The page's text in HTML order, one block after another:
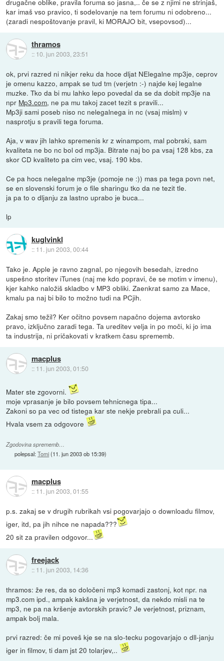
drugačne oblike, pravila foruma so jasna,.. če se z njimi ne strinjaš,
kar imaš vso pravico, ti sodelovanje na tem forumu ni odobreno...
(zaradi nespoštovanje pravil, ki MORAJO bit, vsepovsod)...
thramos
:: 10. jun 2003, 23:51
ok, prvi razred ni nikjer reku da hoce dljat NElegalne mp3je, ceprov
je omenu kazzo, ampak se tud tm (verjetn :-) najde kej legalne
muzke. Tko da bi mu lahko lepo povedal da se da dobit mp3je na
npr Mp3.com, ne pa mu takoj zacet tezit s pravili...
Mp3ji sami poseb niso nc nelegalnega in nc (vsaj mislm) v
nasprotju s pravili tega foruma.
Aja, v wav jih lahko spremenis kr z winampom, mal pobrski, sam
kvaliteta ne bo nc bol od mp3ja. Bitrate naj bo pa vsaj 128 kbs, za
skor CD kvaliteto pa cim vec, vsaj. 190 kbs.
Ce pa hocs nelegalne mp3je (pomoje ne :)) mas pa tega povn net,
se en slovenski forum je o file sharingu tko da ne tezit tle.
ja pa to o dljanju za lastno uprabo je buca...
lp
kuglvinkl
:: 11. jun 2003, 00:44
Tako je. Apple je ravno zagnal, po njegovih besedah, izredno
uspešno storitev iTunes (naj me kdo popravi, če se motim v imenu),
kjer kahko naložiš skladbo v MP3 obliki. Zaenkrat samo za Mace,
kmalu pa naj bi bilo to možno tudi na PCjih.
Zakaj smo težil? Ker očitno povsem napačno dojema avtorsko
pravo, izključno zaradi tega. Ta ureditev velja in po moči, ki jo ima
ta industrija, ni pričakovati v kratkem času sprememb.
macplus
:: 11. jun 2003, 01:50
Mater ste zgovorni.
moje vprasanje je bilo povsem tehnicnega tipa...
Zakoni so pa vec od tistega kar ste nekje prebrali pa culi...
Hvala vsem za odgovore
Zgodovina sprememb…
polepsal:Tomi(11. jun 2003 ob 15:39)
macplus
:: 11. jun 2003, 01:55
p.s. zakaj se v drugih rubrikah vsi pogovarjajo o downloadu filmov,
iger, itd, pa jih nihce ne napada???
20 sit za pravilen odgovor...
freejack
:: 11. jun 2003, 14:36
thramos: že res, da so določeni mp3 komadi zastonj, kot npr. na
mp3.com ipd., ampak kakšna je verjetnost, da nekdo misli na te
mp3, ne pa na kršenje avtorskih pravic? Je verjetnost, priznam,
ampak bolj mala.
prvi razred: če mi poveš kje se na slo-tecku pogovarjajo o dll-janju
iger in filmov, ti dam jst 20 tolarjev,..